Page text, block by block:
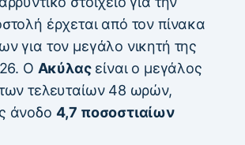
έρχεται από τον πίνακα
για τον μεγάλο νικητή της
Ο Ακύλαςείναι ο μεγάλος
τελευταίων 48 ωρών,
άνοδο 4,7 ποσοστιαίων